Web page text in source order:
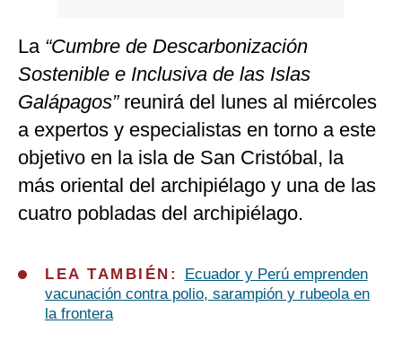
La “Cumbre de Descarbonización
Sostenible e Inclusiva de las Islas
Galápagos”reunirá del lunes al miércoles
a expertos y especialistas en torno a este
objetivo en la isla de San Cristóbal, la
más oriental del archipiélago y una de las
cuatro pobladas del archipiélago.
LEA TAMBIÉN:
Ecuador y Perú emprenden
vacunación contra polio, sarampión y rubeola en
la frontera